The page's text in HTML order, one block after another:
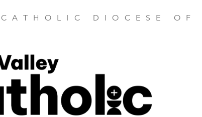
DIOCESE OF